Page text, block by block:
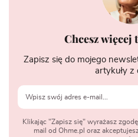
Chcesz więcej
Zapisz się do mojego
artykuły z
Klikając "Zapisz się" wyrażasz
mail od Ohme.pl oraz